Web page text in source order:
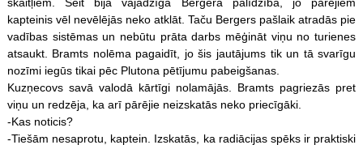
kapteinis vēl nevēlējās neko atklāt. Taču Bergers pašlaik atradās pie
vadības sistēmas un nebūtu prāta darbs mēģināt viņu no turienes
atsaukt. Bramts nolēma pagaidīt, jo šis jautājums tik un tā svarīgu
nozīmi iegūs tikai pēc Plutona pētījumu pabeigšanas.
Kuzņecovs savā valodā kārtīgi nolamājās. Bramts pagriezās pret
viņu un redzēja, ka arī pārējie neizskatās neko priecīgāki.
-Kas noticis?
-Tiešām nesaprotu, kaptein. Izskatās, ka radiācijas spēks ir praktiski